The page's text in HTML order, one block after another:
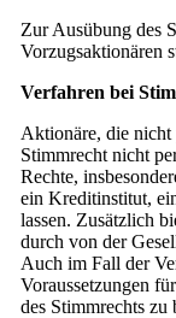
Zur Ausübung des
Vorzugsaktionären
Verfahren bei
Aktionäre, die nicht
Stimmrecht nicht
Rechte,
ein Kreditinstitut,
lassen. Zusätzlich
durch von der
Auch im Fall der
Voraussetzungen
des Stimmrechts zu